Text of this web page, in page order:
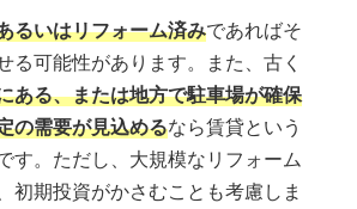
るいはリフォーム済みであればそ
る可能性があります。また、古く
ある、または地方で駐車場が確保
の需要が見込めるなら賃貸という
す。ただし、大規模なリフォーム
初期投資がかさむことも考慮しま